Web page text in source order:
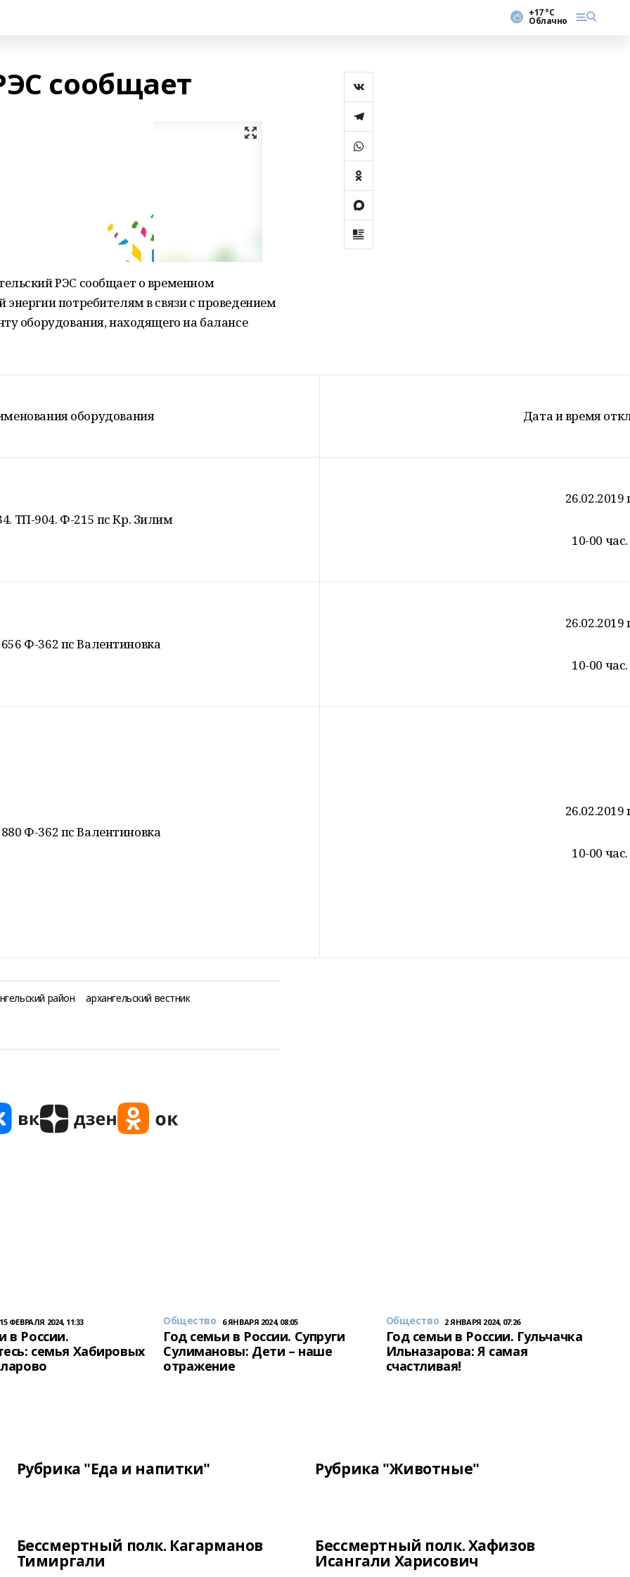
+17 °С
Облачно
сообщает
РЭС сообщает о временном
потребителям в связи с проведением
оборудования, находящего на балансе
оборудования Дата и время
ТП-904. Ф-215 пс Кр. Зилим
26.02.2019
10-00 час.
Ф-362 пс Валентиновка
26.02.2019
10-00 час.
Ф-362 пс Валентиновка
26.02.2019
10-00 час.
район архангельский вестник
15 ФЕВРАЛЯ 2024, 11:33
в России.
семья Хабировых
Общество 6 ЯНВАРЯ 2024, 08:05
Год семьи в России. Супруги
Сулимановы: Дети – наше
отражение
Общество 2 ЯНВАРЯ 2024, 07:26
Год семьи в России. Гульчачка
Ильназарова: Я самая
счастливая!
Рубрика "Еда и напитки" Рубрика "Животные"
Бессмертный полк. Кагарманов
Тимиргали
Бессмертный полк. Хафизов
Исангали Харисович